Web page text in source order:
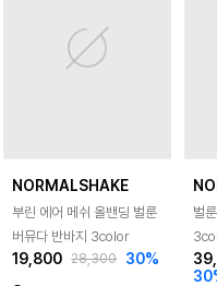
NORMALSHAKE
부린 에어 메쉬 올밴딩 벌룬
버뮤다 반바지 3color
19,800 28,300 30%
벌
30